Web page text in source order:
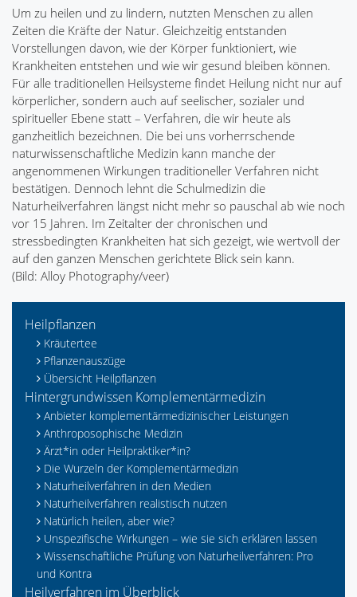
Um zu heilen und zu lindern, nutzten Menschen zu allen
Zeiten die Kräfte der Natur. Gleichzeitig entstanden
Vorstellungen davon, wie der Körper funktioniert, wie
Krankheiten entstehen und wie wir gesund bleiben können.
Für alle traditionellen Heilsysteme findet Heilung nicht nur auf
körperlicher, sondern auch auf seelischer, sozialer und
spiritueller Ebene statt – Verfahren, die wir heute als
ganzheitlich bezeichnen. Die bei uns vorherrschende
naturwissenschaftliche Medizin kann manche der
angenommenen Wirkungen traditioneller Verfahren nicht
bestätigen. Dennoch lehnt die Schulmedizin die
Naturheilverfahren längst nicht mehr so pauschal ab wie noch
vor 15 Jahren. Im Zeitalter der chronischen und
stressbedingten Krankheiten hat sich gezeigt, wie wertvoll der
auf den ganzen Menschen gerichtete Blick sein kann.
(Bild: Alloy Photography/veer)
Heilpflanzen
Kräutertee
Pflanzenauszüge
Übersicht Heilpflanzen
Hintergrundwissen Komplementärmedizin
Anbieter komplementärmedizinischer Leistungen
Anthroposophische Medizin
Ärzt*in oder Heilpraktiker*in?
Die Wurzeln der Komplementärmedizin
Naturheilverfahren in den Medien
Naturheilverfahren realistisch nutzen
Natürlich heilen, aber wie?
Unspezifische Wirkungen – wie sie sich erklären lassen
Wissenschaftliche Prüfung von Naturheilverfahren: Pro
und Kontra
Heilverfahren im Überblick